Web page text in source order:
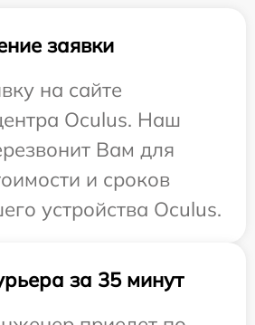
заявки
на сайте
Oculus. Наш
Вам для
и сроков
устройства Oculus.
за 35 минут